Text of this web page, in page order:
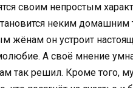
своим непростым
неким домашним
жёнам он устроит
А своё мнение
так решил. Кроме того,